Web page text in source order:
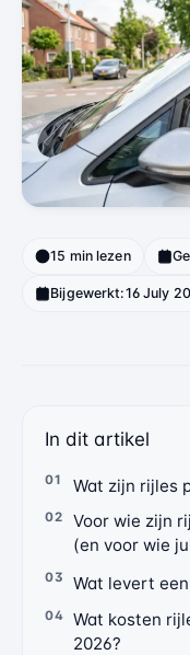
15 min lezen
Bijgewerkt:16 July
In dit artikel
Wat zijn rijles
Voor wie zijn
(en voor wie
Wat levert
Wat kosten
2026?